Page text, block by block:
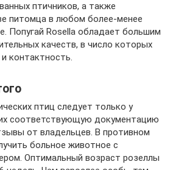
птичников, а также
питомца в любом более-менее
Попугай Rosella обладает большим
качеств, в число которых
контактность.
птиц следует только у
соответствующую документацию
от владельцев. В противном
больное животное с
Оптимальный возраст розеллы